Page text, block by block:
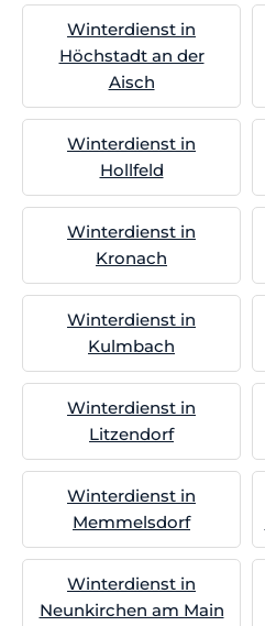
Winterdienst in
Höchstadt an der
Aisch
Winterdienst in
Hollfeld
Winterdienst in
Kronach
Winterdienst in
Kulmbach
Winterdienst in
Litzendorf
Winterdienst in
Memmelsdorf
Winterdienst in
Neunkirchen am Main